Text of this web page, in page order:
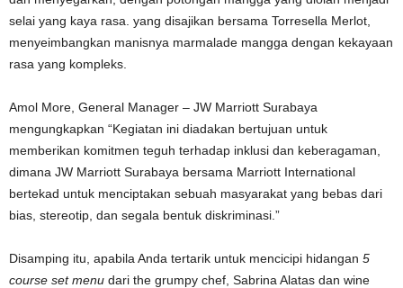
selai yang kaya rasa. yang disajikan bersama Torresella Merlot,
menyeimbangkan manisnya marmalade mangga dengan kekayaan
rasa yang kompleks.
Amol More, General Manager – JW Marriott Surabaya
mengungkapkan “Kegiatan ini diadakan bertujuan untuk
memberikan komitmen teguh terhadap inklusi dan keberagaman,
dimana JW Marriott Surabaya bersama Marriott International
bertekad untuk menciptakan sebuah masyarakat yang bebas dari
bias, stereotip, dan segala bentuk diskriminasi.”
Disamping itu, apabila Anda tertarik untuk mencicipi hidangan 5
course set menu dari the grumpy chef, Sabrina Alatas dan wine